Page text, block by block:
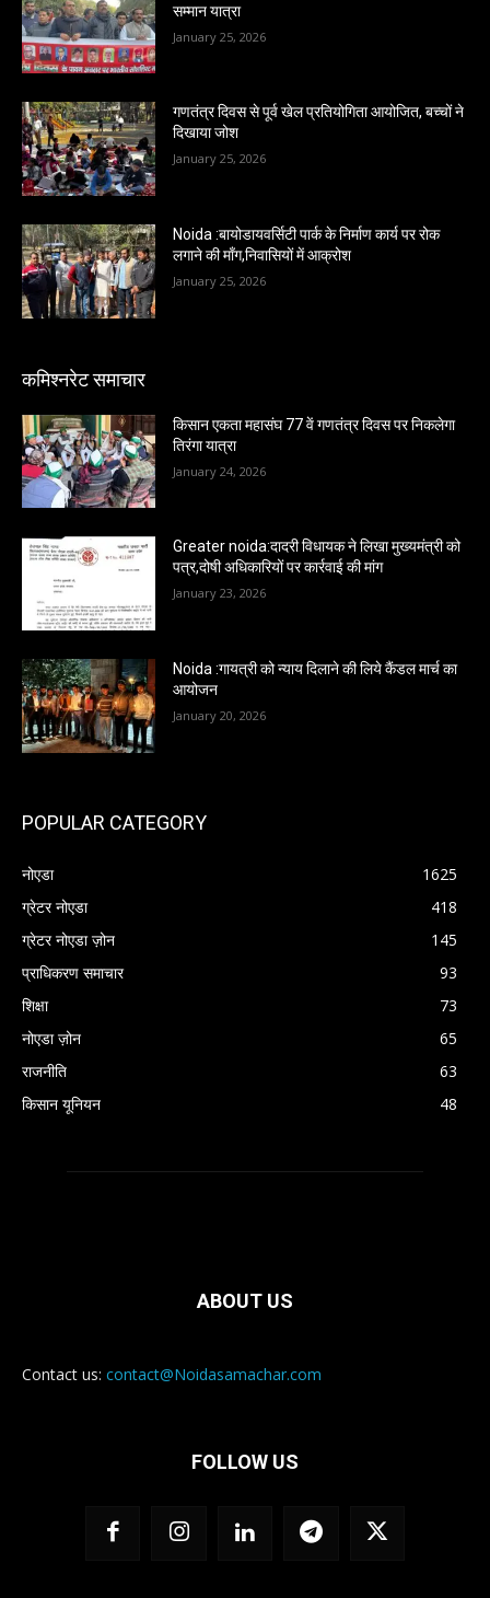
सम्मान यात्रा
January 25, 2026
गणतंत्र दिवस से पूर्व खेल प्रतियोगिता आयोजित, बच्चों ने
दिखाया जोश
January 25, 2026
Noida :बायोडायवर्सिटी पार्क के निर्माण कार्य पर रोक
लगाने की माँग,निवासियों में आक्रोश
January 25, 2026
कमिश्नरेट समाचार
किसान एकता महासंघ 77 वें गणतंत्र दिवस पर निकलेगा
तिरंगा यात्रा
January 24, 2026
Greater noida:दादरी विधायक ने लिखा मुख्यमंत्री को
पत्र,दोषी अधिकारियों पर कार्रवाई की मांग
January 23, 2026
Noida :गायत्री को न्याय दिलाने की लिये कैंडल मार्च का
आयोजन
January 20, 2026
POPULAR CATEGORY
नोएडा
1625
ग्रेटर नोएडा
418
ग्रेटर नोएडा ज़ोन
145
प्राधिकरण समाचार
93
शिक्षा
73
नोएडा ज़ोन
65
राजनीति
63
किसान यूनियन
48
ABOUT US
Contact us: contact@Noidasamachar.com
FOLLOW US